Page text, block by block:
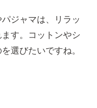
ジャマは、リラッ
す。コットンやシ
選びたいですね。